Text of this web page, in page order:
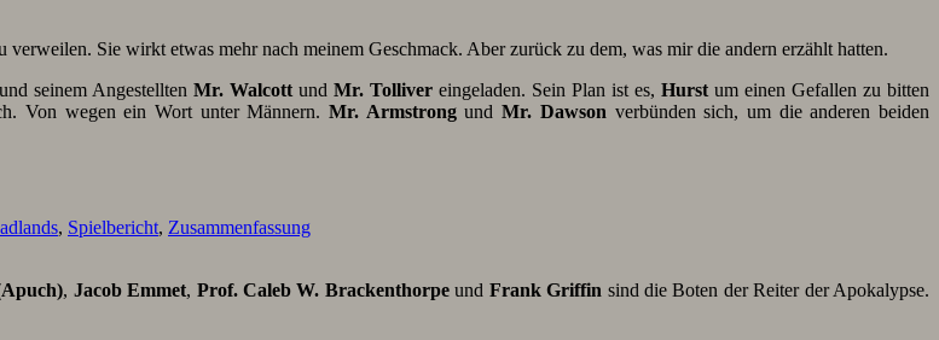
Sie wirkt etwas mehr nach meinem Geschmack. Aber zurück zu dem, was mir die andern erzählt hatten.
seinem Angestellten Mr. Walcottund Mr. Tolliver eingeladen. Sein Plan ist es, Hurstum einen Gefallen zu bitten
Von wegen ein Wort unter Männern. Mr. ArmstrongundMr. Dawsonverbünden sich, um die anderen beiden
, Spielbericht, Zusammenfassung
, Jacob Emmet, Prof. Caleb W. Brackenthorpeund Frank Griffin sind die Boten der Reiter der Apokalypse.